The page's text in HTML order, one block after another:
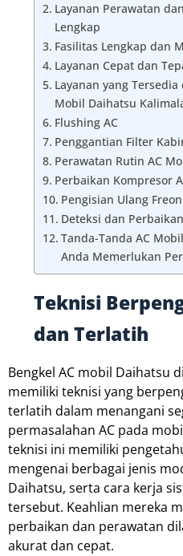
Layanan Perawatan
Lengkap
Fasilitas Lengkap dan
Layanan Cepat dan
Layanan yang Tersedia
Mobil Daihatsu
Flushing AC
Penggantian Filter
Perawatan Rutin AC
Perbaikan Kompresor
Pengisian Ulang Freon
Deteksi dan
Tanda-Tanda AC
Anda Memerlukan
Teknisi
dan Terlatih
Bengkel AC mobil Daihatsu
memiliki teknisi yang
terlatih dalam menangani
permasalahan AC pada
teknisi ini memiliki
mengenai berbagai jenis
Daihatsu, serta cara kerja
tersebut. Keahlian mereka
perbaikan dan perawatan
akurat dan cepat.